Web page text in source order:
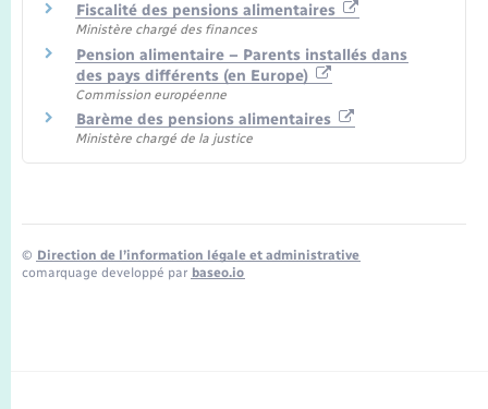
Fiscalité des pensions alimentaires
Ministère chargé des finances
Pension alimentaire – Parents installés dans
des pays différents (en Europe)
Commission européenne
Barème des pensions alimentaires
Ministère chargé de la justice
© Direction de l’information légale et administrative
comarquage developpé par baseo.io